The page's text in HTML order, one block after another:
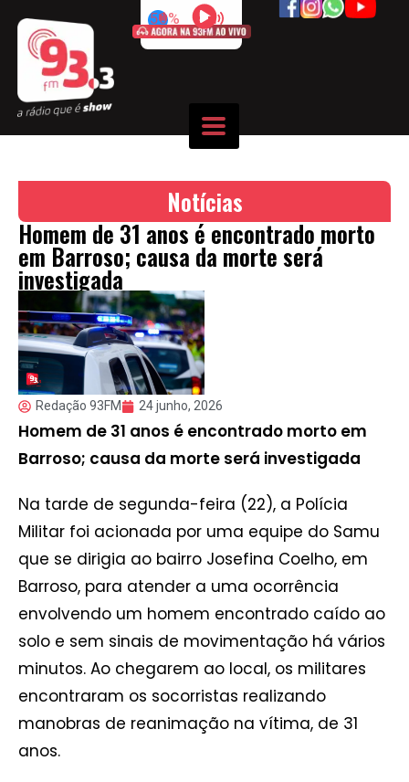
50%
Notícias
Homem de 31 anos é encontrado morto
em Barroso; causa da morte será
investigada
Redação 93FM 24 junho, 2026
Homem de 31 anos é encontrado morto em
Barroso; causa da morte será investigada
Na tarde de segunda-feira (22), a Polícia
Militar foi acionada por uma equipe do Samu
que se dirigia ao bairro Josefina Coelho, em
Barroso, para atender a uma ocorrência
envolvendo um homem encontrado caído ao
solo e sem sinais de movimentação há vários
minutos. Ao chegarem ao local, os militares
encontraram os socorristas realizando
manobras de reanimação na vítima, de 31
anos.